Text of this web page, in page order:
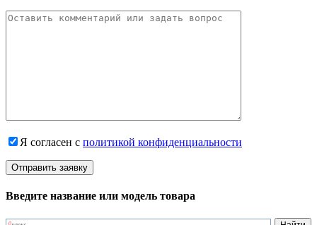
Я согласен с политикой конфиденциальности
Введите название или модель товара